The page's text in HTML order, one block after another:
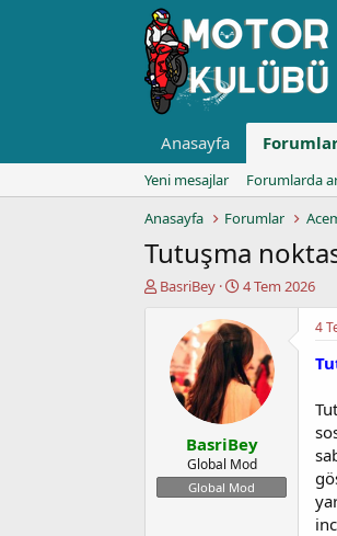
Anasayfa
Yeni mesajlar
Forumlarda
Anasayfa
Forumlar
Tutuşma
K
a
t
BasriBey
B
ş
l
a
n
g
ı
ç
t
a
r
4 Tem 2026
BasriBey
Global Mod
Global Mod
4